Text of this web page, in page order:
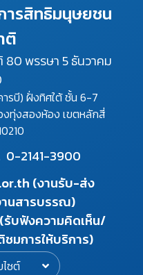
ารสิทธิมนุษยชน
ติ
80 พรรษา 5 ธันวาคม
รบี) ฝั่งทิศใต้ ชั้น 6-7
งทุ่งสองห้อง เขตหลักสี่
0-2141-3900
(งานรับ-ส่ง
านสารบรรณ)
บฟังความคิดเห็น/
ชมการให้บริการ)
ซต์